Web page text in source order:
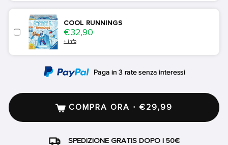
COOL RUNNINGS
Price
€32,90
+ info
COMPRA ORA · €29,99
SPEDIZIONE GRATIS DOPO I 50€